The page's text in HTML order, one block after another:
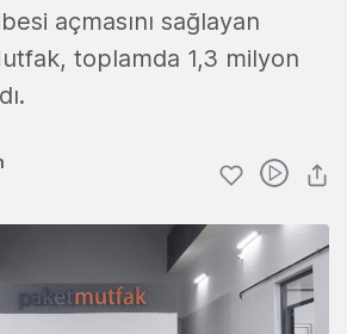
açmasını sağlayan
toplamda 1,3 milyon